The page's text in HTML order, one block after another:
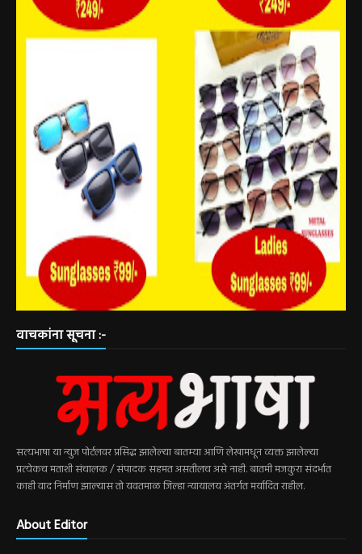
वाचकांना सूचना :-
सत्यभाषा या न्युज पोर्टलवर प्रसिद्ध झालेल्या बातम्या आणि लेखामधून व्यक्त झालेल्या
प्रत्येकच मताशी संचालक / संपादक सहमत असतीलच असे नाही. बातमी मजकुरा संदर्भात
काही वाद निर्माण झाल्यास तो यवतमाळ जिल्हा न्यायालय अंतर्गत मर्यादित राहील.
About Editor